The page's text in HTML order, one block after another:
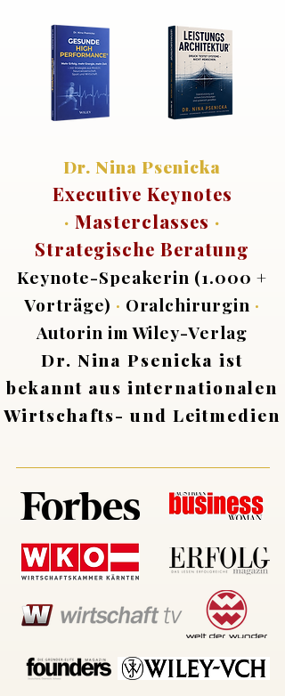
Dr. Nina Psenicka
Executive Keynotes
· Masterclasses ·
Strategische Beratung
Keynote-Speakerin (1.000 +
Vorträge) · Oralchirurgin ·
Autorin im Wiley-Verlag
Dr. Nina Psenicka ist
bekannt aus internationalen
Wirtschafts- und Leitmedien